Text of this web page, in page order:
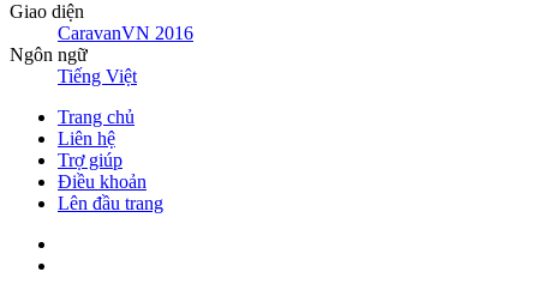
Giao diện
CaravanVN 2016
Ngôn ngữ
Tiếng Việt
Trang chủ
Liên hệ
Trợ giúp
Điều khoản
Lên đầu trang